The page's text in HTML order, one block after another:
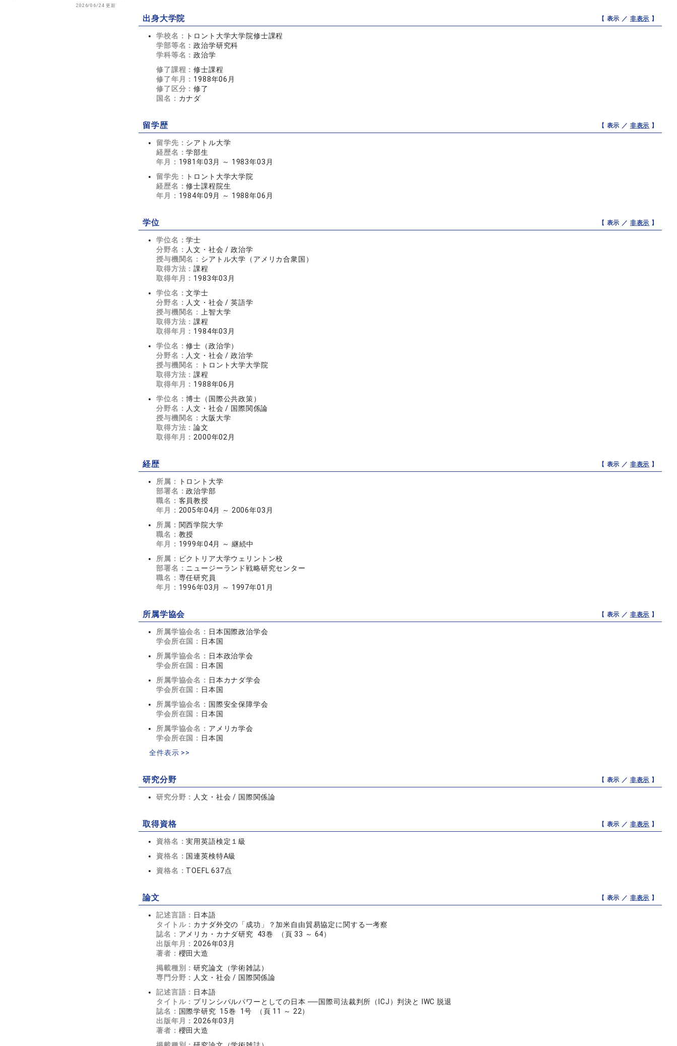
2026/06/24 更新
出身大学院 【 表示 ／ 非表示 】
学校名：
トロント大学大学院修士課程
学部等名：政治学研究科
学科等名：政治学
修了課程：修士課程
修了年月： 1988年06月
修了区分：修了
国名： カナダ
留学歴 【 表示 ／ 非表示 】
留学先： シアトル大学
経歴名：学部生
年月： 1981年03月 ～ 1983年03月
留学先：
トロント大学大学院
経歴名：修士課程院生
年月： 1984年09月 ～ 1988年06月
学位 【 表示 ／ 非表示 】
学位名：学士
分野名： 人文・社会 / 政治学
授与機関名： シアトル大学（アメリカ合衆国）
取得方法：課程
取得年月： 1983年03月
学位名：文学士
分野名： 人文・社会 / 英語学
授与機関名：
上智大学
取得方法：課程
取得年月： 1984年03月
学位名：修士（政治学）
分野名： 人文・社会 / 政治学
授与機関名：
トロント大学大学院
取得方法：課程
取得年月： 1988年06月
学位名：博士（国際公共政策）
分野名： 人文・社会 / 国際関係論
授与機関名： 大阪大学
取得方法：論文
取得年月： 2000年02月
経歴 【 表示 ／ 非表示 】
所属：
トロント大学
部署名：政治学部
職名： 客員教授
年月： 2005年04月 ～ 2006年03月
所属： 関西学院大学
職名： 教授
年月： 1999年04月 ～ 継続中
所属： ビクトリア大学ウェリントン校
部署名： ニュージーランド戦略研究センター
職名： 専任研究員
年月： 1996年03月 ～ 1997年01月
所属学協会 【 表示 ／ 非表示 】
所属学協会名： 日本国際政治学会
学会所在国： 日本国
所属学協会名： 日本政治学会
学会所在国： 日本国
所属学協会名： 日本カナダ学会
学会所在国： 日本国
所属学協会名： 国際安全保障学会
学会所在国： 日本国
所属学協会名： アメリカ学会
学会所在国： 日本国
全件表示 >>
研究分野 【 表示 ／ 非表示 】
研究分野： 人文・社会 / 国際関係論
取得資格 【 表示 ／ 非表示 】
資格名：実用英語検定１級
資格名： 国連英検特A級
資格名： TOEFL 637点
論文 【 表示 ／ 非表示 】
記述言語： 日本語
タイトル： カナダ外交の「成功」？加米自由貿易協定に関する一考察
誌名： アメリカ・カナダ研究 43巻 （頁 33 ～ 64）
出版年月： 2026年03月
著者： 櫻田大造
掲載種別：研究論文（学術雑誌）
専門分野： 人文・社会 / 国際関係論
記述言語： 日本語
タイトル： プリンシパルパワーとしての日本 ──国際司法裁判所（ICJ）判決と IWC 脱退
誌名： 国際学研究 15巻 1号 （頁 11 ～ 22）
出版年月： 2026年03月
著者： 櫻田大造